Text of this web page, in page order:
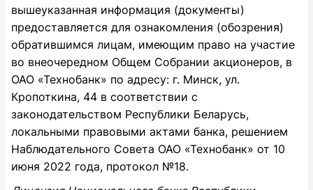
вышеуказанная информация (документы)
предоставляется для ознакомления (обозрения)
обратившимся лицам, имеющим право на участие
во внеочередном Общем Собрании акционеров, в
ОАО «Технобанк» по адресу: г. Минск, ул.
Кропоткина, 44 в соответствии с
законодательством Республики Беларусь,
локальными правовыми актами банка, решением
Наблюдательного Совета ОАО «Технобанк» от 10
июня 2022 года, протокол №18.